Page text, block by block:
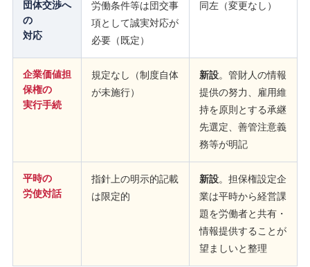
団体交渉へ
の
対応
労働条件等は団交事
項として誠実対応が
必要（既定）
同左（変更なし）
企業価値担
保権の
実行手続
規定なし（制度自体
が未施行）
新設。管財人の情報
提供の努力、雇用維
持を原則とする承継
先選定、善管注意義
務等が明記
平時の
労使対話
指針上の明示的記載
は限定的
新設。担保権設定企
業は平時から経営課
題を労働者と共有・
情報提供することが
望ましいと整理